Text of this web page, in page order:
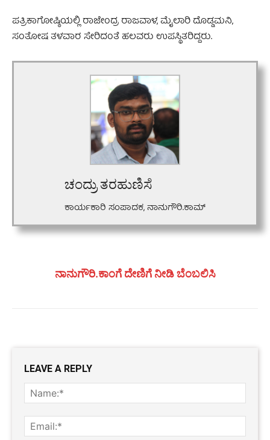
ಪತ್ರಿಕಾಗೋಷ್ಠಿಯಲ್ಲಿ ರಾಜೇಂದ್ರ ರಾಜವಾಳ, ಮೈಲಾರಿ ದೊಡ್ಡಮನಿ,
ಸಂತೋಷ ತಳವಾರ ಸೇರಿದಂತೆ ಹಲವರು ಉಪಸ್ಥಿತರಿದ್ದರು.
ಚಂದ್ರು ತರಹುಣಿಸೆ
ಕಾರ್ಯಕಾರಿ ಸಂಪಾದಕ, ನಾನುಗೌರಿ.ಕಾಮ್
ನಾನುಗೌರಿ.ಕಾಂಗೆ ದೇಣಿಗೆ ನೀಡಿ ಬೆಂಬಲಿಸಿ
LEAVE A REPLY